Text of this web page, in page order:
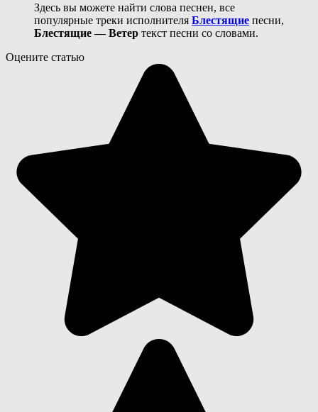
Здесь вы можете найти слова песнен, все
популярные треки исполнителя Блестящие песни,
Блестящие — Ветер текст песни со словами.
Оцените статью